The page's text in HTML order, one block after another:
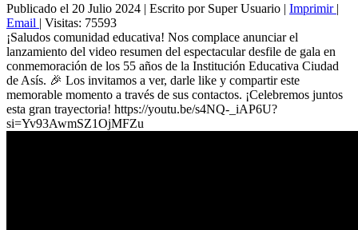
Publicado el 20 Julio 2024 | Escrito por Super Usuario | Imprimir |
Email | Visitas: 75593
¡Saludos comunidad educativa! Nos complace anunciar el
lanzamiento del video resumen del espectacular desfile de gala en
conmemoración de los 55 años de la Institución Educativa Ciudad
de Asís. 🎉 Los invitamos a ver, darle like y compartir este
memorable momento a través de sus contactos. ¡Celebremos juntos
esta gran trayectoria! https://youtu.be/s4NQ-_iAP6U?
si=Yv93AwmSZ1OjMFZu